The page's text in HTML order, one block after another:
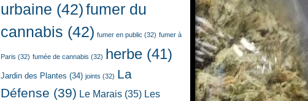
urbaine (42)fumer du
cannabis (42) fumer en public (32) fumer à
Paris (32) fumée de cannabis (32) herbe (41)
Jardin des Plantes (34) joints (32) La
Défense (39) Le Marais (35) Les